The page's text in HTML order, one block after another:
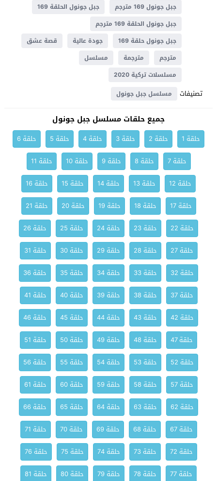
جبل جونول 169 مترجم
جبل جونول الحلقة 169
جبل جونول الحلقة 169 مترجم
جبل جونول حلقة 169
جودة عالية
قصة عشق
مترجم
مترجمة
مسلسل
مسلسلات تركية 2020
تصنيفات مسلسل جبل جونول
جميع حلقات مسلسل جبل جونول
حلقة 1 حلقة 2 حلقة 3 حلقة 4 حلقة 5
حلقة 6
حلقة 7
حلقة 8 حلقة 9 حلقة 10
حلقة 11
حلقة 12
حلقة 13 حلقة 14 حلقة 15
حلقة 16
حلقة 17
حلقة 18 حلقة 19 حلقة 20
حلقة 21
حلقة 22
حلقة 23 حلقة 24 حلقة 25
حلقة 26
حلقة 27
حلقة 28 حلقة 29 حلقة 30
حلقة 31
حلقة 32
حلقة 33 حلقة 34 حلقة 35
حلقة 36
حلقة 37
حلقة 38 حلقة 39 حلقة 40
حلقة 41
حلقة 42
حلقة 43 حلقة 44 حلقة 45
حلقة 46
حلقة 47
حلقة 48 حلقة 49 حلقة 50
حلقة 51
حلقة 52
حلقة 53 حلقة 54 حلقة 55
حلقة 56
حلقة 57
حلقة 58 حلقة 59 حلقة 60
حلقة 61
حلقة 62
حلقة 63 حلقة 64 حلقة 65
حلقة 66
حلقة 67
حلقة 68 حلقة 69 حلقة 70
حلقة 71
حلقة 72
حلقة 73 حلقة 74 حلقة 75
حلقة 76
حلقة 77
حلقة 78 حلقة 79 حلقة 80
حلقة 81